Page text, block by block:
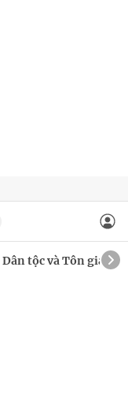
Dân tộc và Tôn giáo